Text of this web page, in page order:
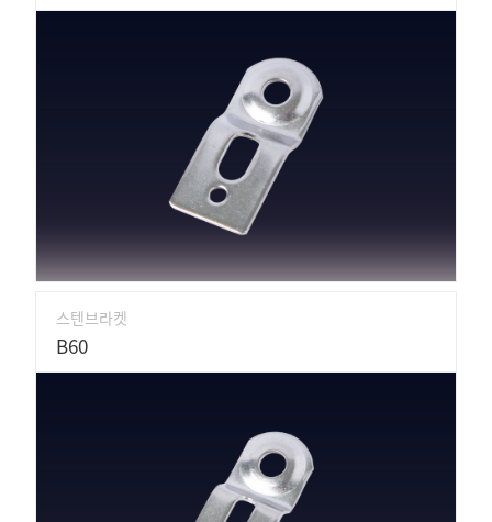
스텐브라켓
B60